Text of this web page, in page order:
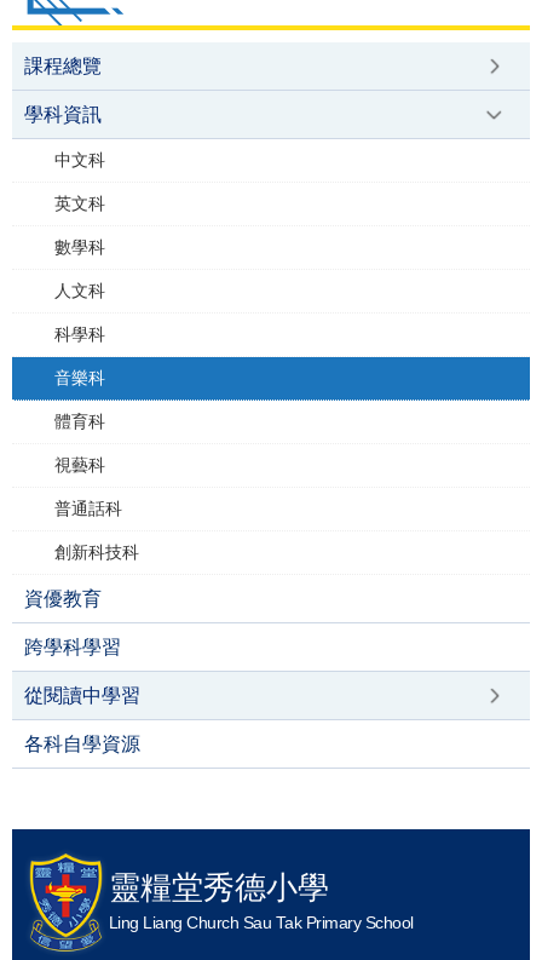
課程總覽
學科資訊
中文科
英文科
數學科
人文科
科學科
音樂科
體育科
視藝科
普通話科
創新科技科
資優教育
跨學科學習
從閱讀中學習
各科自學資源
靈糧堂秀德小學
Ling Liang Church Sau Tak Primary School